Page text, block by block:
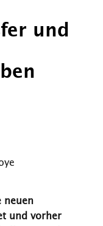
und
neuen
und vorher